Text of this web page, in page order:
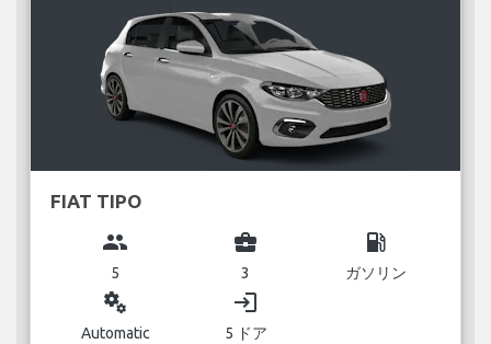
FIAT TIPO
group
5
business_center
3
local_gas_station
ガソリン
miscellaneous_services
Automatic
login
5 ドア